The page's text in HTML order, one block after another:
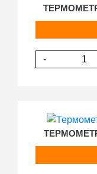
ТЕРМОМЕТР
-
ТЕРМОМЕТР